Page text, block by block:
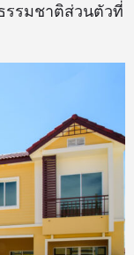
รรมชาติส่วนตัวที่